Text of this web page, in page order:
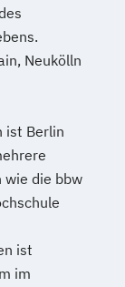
Neukölln
ist Berlin
wie die bbw
ist
im